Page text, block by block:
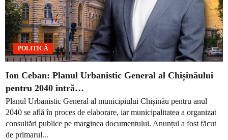
POLITICĂ
Ion Ceban: Planul Urbanistic General al Chișinăului
pentru 2040 intră…
Planul Urbanistic General al municipiului Chișinău pentru anul
2040 se află în proces de elaborare, iar municipalitatea a organizat
consultări publice pe marginea documentului. Anunțul a fost făcut
de primarul...